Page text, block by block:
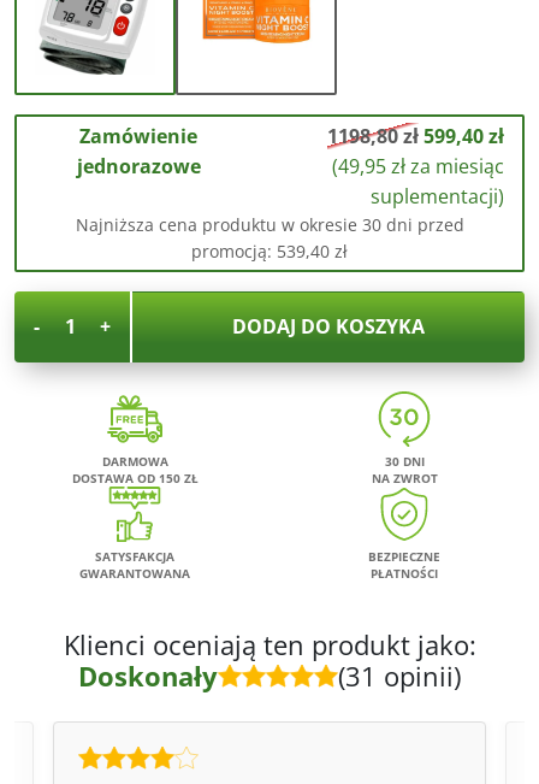
Zamówienie
jednorazowe
1198,80 zł599,40zł
(49,95złza miesiąc
suplementacji)
Najniższa cena produktu w okresie 30 dni przed
promocją: 539,40 zł
- + DODAJ DO KOSZYKA
DARMOWA
DOSTAWA OD 150 ZŁ
30 DNI
NA ZWROT
SATYSFAKCJA
GWARANTOWANA
BEZPIECZNE
PŁATNOŚCI
Klienci oceniają ten produkt jako:
Doskonały
(31 opinii)